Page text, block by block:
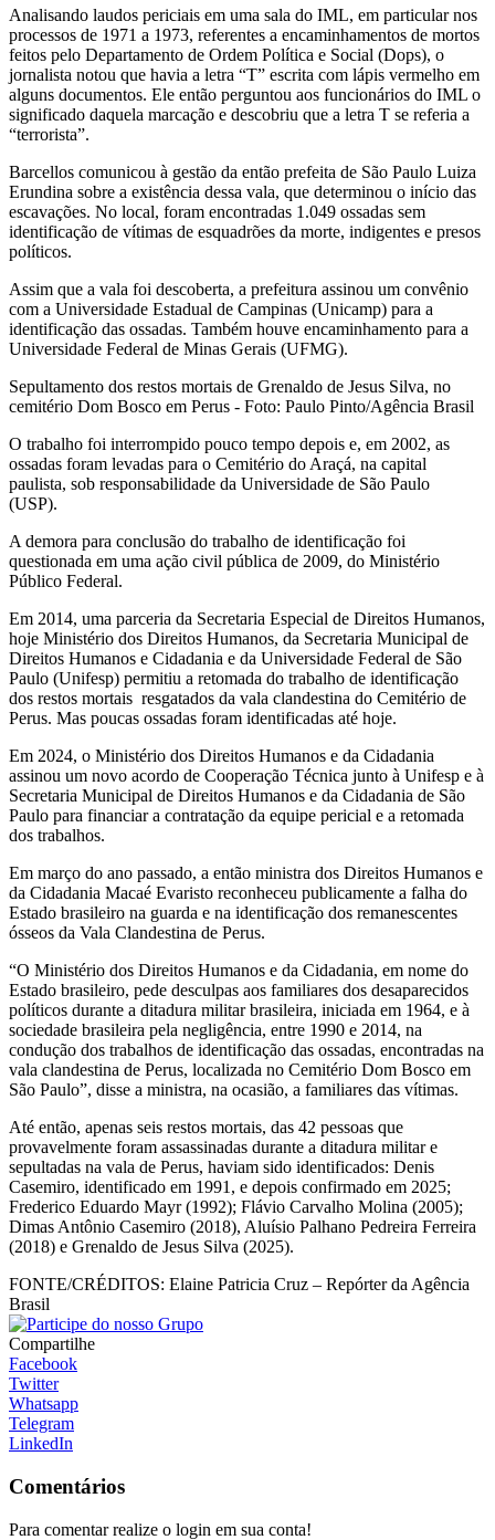
Analisando laudos periciais em uma sala do IML, em particular nos
processos de 1971 a 1973, referentes a encaminhamentos de mortos
feitos pelo Departamento de Ordem Política e Social (Dops), o
jornalista notou que havia a letra “T” escrita com lápis vermelho em
alguns documentos. Ele então perguntou aos funcionários do IML o
significado daquela marcação e descobriu que a letra T se referia a
“terrorista”.
Barcellos comunicou à gestão da então prefeita de São Paulo Luiza
Erundina sobre a existência dessa vala, que determinou o início das
escavações. No local, foram encontradas 1.049 ossadas sem
identificação de vítimas de esquadrões da morte, indigentes e presos
políticos.
Assim que a vala foi descoberta, a prefeitura assinou um convênio
com a Universidade Estadual de Campinas (Unicamp) para a
identificação das ossadas. Também houve encaminhamento para a
Universidade Federal de Minas Gerais (UFMG).
Sepultamento dos restos mortais de Grenaldo de Jesus Silva, no
cemitério Dom Bosco em Perus - Foto: Paulo Pinto/Agência Brasil
O trabalho foi interrompido pouco tempo depois e, em 2002, as
ossadas foram levadas para o Cemitério do Araçá, na capital
paulista, sob responsabilidade da Universidade de São Paulo
(USP).
A demora para conclusão do trabalho de identificação foi
questionada em uma ação civil pública de 2009, do Ministério
Público Federal.
Em 2014, uma parceria da Secretaria Especial de Direitos Humanos,
hoje Ministério dos Direitos Humanos, da Secretaria Municipal de
Direitos Humanos e Cidadania e da Universidade Federal de São
Paulo (Unifesp) permitiu a retomada do trabalho de identificação
dos restos mortais resgatados da vala clandestina do Cemitério de
Perus. Mas poucas ossadas foram identificadas até hoje.
Em 2024, o Ministério dos Direitos Humanos e da Cidadania
assinou um novo acordo de Cooperação Técnica junto à Unifesp e à
Secretaria Municipal de Direitos Humanos e da Cidadania de São
Paulo para financiar a contratação da equipe pericial e a retomada
dos trabalhos.
Em março do ano passado, a então ministra dos Direitos Humanos e
da Cidadania Macaé Evaristo reconheceu publicamente a falha do
Estado brasileiro na guarda e na identificação dos remanescentes
ósseos da Vala Clandestina de Perus.
“O Ministério dos Direitos Humanos e da Cidadania, em nome do
Estado brasileiro, pede desculpas aos familiares dos desaparecidos
políticos durante a ditadura militar brasileira, iniciada em 1964, e à
sociedade brasileira pela negligência, entre 1990 e 2014, na
condução dos trabalhos de identificação das ossadas, encontradas na
vala clandestina de Perus, localizada no Cemitério Dom Bosco em
São Paulo”, disse a ministra, na ocasião, a familiares das vítimas.
Até então, apenas seis restos mortais, das 42 pessoas que
provavelmente foram assassinadas durante a ditadura militar e
sepultadas na vala de Perus, haviam sido identificados: Denis
Casemiro, identificado em 1991, e depois confirmado em 2025;
Frederico Eduardo Mayr (1992); Flávio Carvalho Molina (2005);
Dimas Antônio Casemiro (2018), Aluísio Palhano Pedreira Ferreira
(2018) e Grenaldo de Jesus Silva (2025).
FONTE/CRÉDITOS: Elaine Patricia Cruz – Repórter da Agência
Brasil
Compartilhe
Facebook
Twitter
Whatsapp
Telegram
LinkedIn
Comentários
Para comentar realize o login em sua conta!